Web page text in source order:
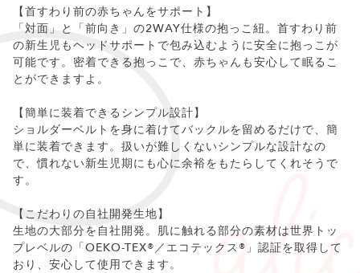
【首すわり前の赤ちゃんをサポート】
「対面」と「前向き」の2WAY仕様の抱っこ紐。首すわり前
の新生児もヘッドサポートで包み込むように安全に抱っこが
可能です。密着できる抱っこで、赤ちゃんも安心して眠るこ
とができますよ。
【簡単に装着できるシンプル設計】
ショルダーベルトを身に着けてバックルを留めるだけで、簡
単に装着できます。扱いが難しくないシンプルな設計なの
で、慣れない新生児期にも心に余裕をもたらしてくれそうで
す。
【こだわりの自社開発生地】
生地の大部分を自社開発。肌に触れる部分の素材は世界トッ
プレベルの「OEKO-TEX®／エコテックス®」認証を取得して
おり、安心して使用できます。